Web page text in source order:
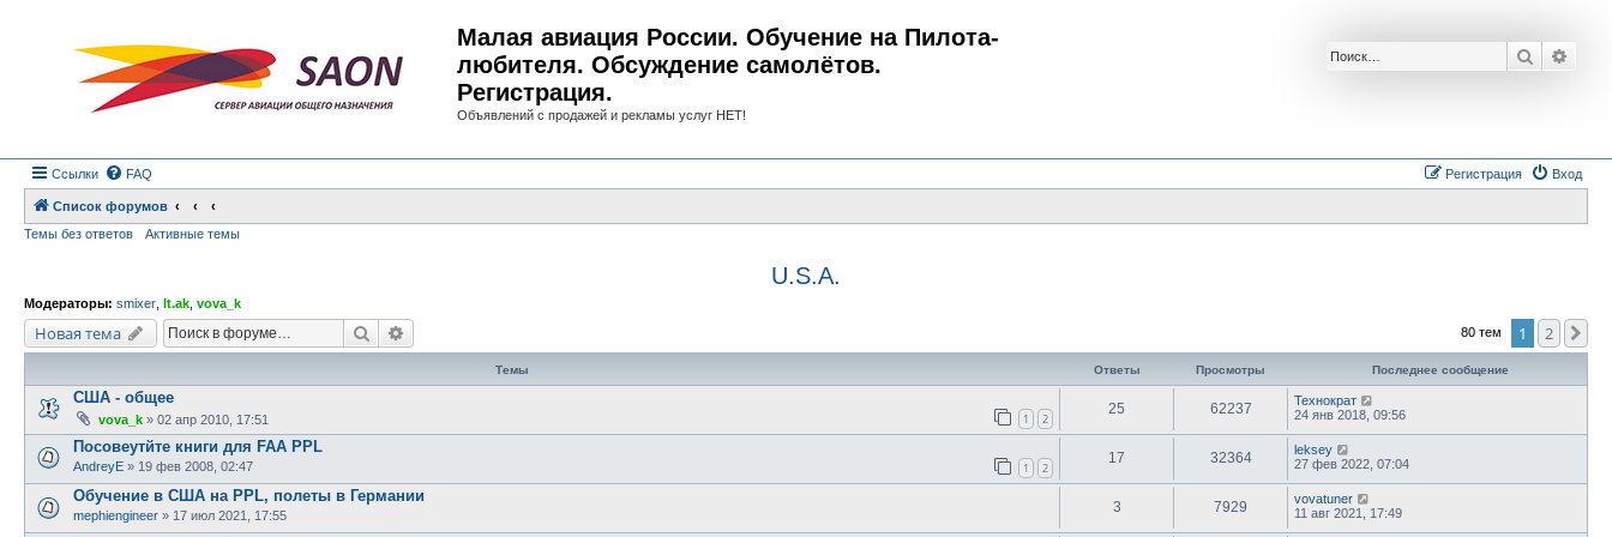
Малая авиация России. Обучение на Пилота-
любителя. Обсуждение самолётов.
Регистрация.
Объявлений с продажей и рекламы услуг НЕТ!
Поиск
Ссылки FAQ Вход
Регистрация
Список форумов
Темы без ответов
Активные темы
U.S.A.
Модераторы: smixer lt.ak vova_k
Новая тема Поиск 80 тем 1 2
Темы Ответы Просмотры Последнее сообщение
США - общее
vova_k » 02 апр 2010, 17:51 1 2
25 62237
Технократ
24 янв 2018, 09:56
Посовеутйте книги для FAA PPL
AndreyE » 19 фев 2008, 02:47 1 2
17 32364
leksey
27 фев 2022, 07:04
Обучение в США на PPL, полеты в Германии
mephiengineer » 17 июл 2021, 17:55
3 7929
vovatuner
11 авг 2021, 17:49